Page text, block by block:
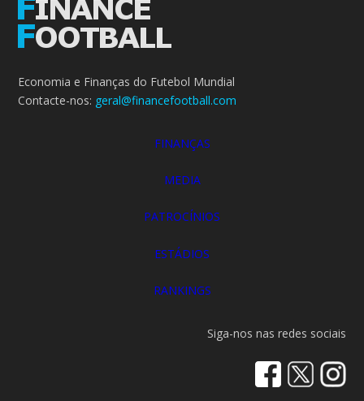
Economia e Finanças do Futebol Mundial
Contacte-nos: geral@financefootball.com
FINANÇAS
MEDIA
PATROCÍNIOS
ESTÁDIOS
RANKINGS
Siga-nos nas redes sociais